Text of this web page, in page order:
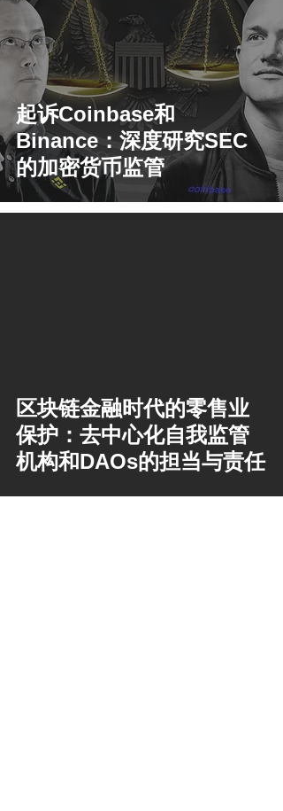
起诉Coinbase和
Binance：深度研究SEC
的加密货币监管
区块链金融时代的零售业
保护：去中心化自我监管
机构和DAOs的担当与责任